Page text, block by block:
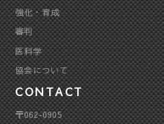
強化・育成
審判
医科学
協会について
CONTACT
〒062-0905